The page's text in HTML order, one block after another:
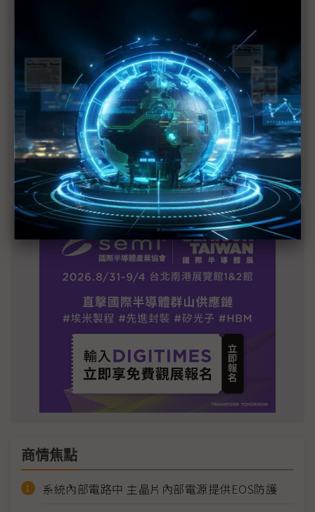
2027全年記憶體產能提前售罄 買家「祕而不
英特爾EMIB良率達標 聯發科第2代ASIC產品
2028準時量產
SpaceX晶片採購大轉向 Elon Musk捨超微全面
採用NVIDIA
光進銅退更明確？ 聯發科估SerDes 448G為銅
線「最終戰場」
商情焦點
系統內部電路中 主晶片內部電源提供EOS防護